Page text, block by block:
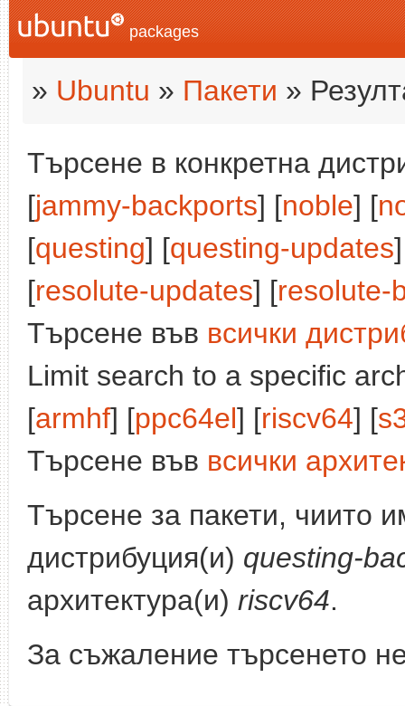
packages
» Ubuntu » Пакети »
Търсене в конкретна
[jammy-backports] [noble] [
[questing] [questing-updates
[resolute-updates] [resolute-
Търсене във всички
Limit search to a specific
[armhf] [ppc64el] [riscv64] [
Търсене във всички
Търсене за пакети, чиито
дистрибуция(и) questing-
архитектура(и) riscv64.
За съжаление търсенето